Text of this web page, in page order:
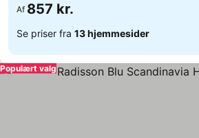
Af 857 kr.
Se priser fra 13 hjemmesider
Populært valg